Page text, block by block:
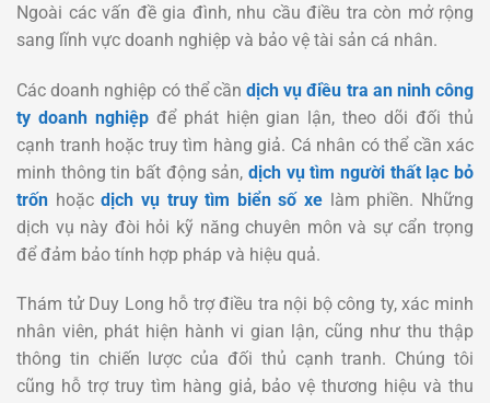
Ngoài các vấn đề gia đình, nhu cầu điều tra còn mở rộng
sang lĩnh vực doanh nghiệp và bảo vệ tài sản cá nhân.
Các doanh nghiệp có thể cần dịch vụ điều tra an ninh công
ty doanh nghiệpđể phát hiện gian lận, theo dõi đối thủ
cạnh tranh hoặc truy tìm hàng giả. Cá nhân có thể cần xác
minh thông tin bất động sản, dịch vụ tìm người thất lạc bỏ
trốn hoặcdịch vụ truy tìm biển số xe làm phiền. Những
dịch vụ này đòi hỏi kỹ năng chuyên môn và sự cẩn trọng
để đảm bảo tính hợp pháp và hiệu quả.
Thám tử Duy Long hỗ trợ điều tra nội bộ công ty, xác minh
nhân viên, phát hiện hành vi gian lận, cũng như thu thập
thông tin chiến lược của đối thủ cạnh tranh. Chúng tôi
cũng hỗ trợ truy tìm hàng giả, bảo vệ thương hiệu và thu